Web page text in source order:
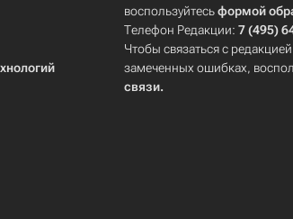
воспользуйтесьформой
Телефон Редакции:7 (495)
Чтобы связаться с
замеченных ошибках,
связи.